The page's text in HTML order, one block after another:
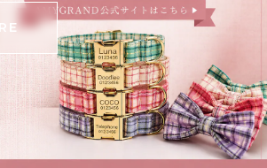
る肩掛けと手持ちの2パターンと思っ
長さの紐も付いていて良かったです‼️
すみません) 意外と中身が入るので、
れ回そうと思います‼️ ありがとうござ
覗きこむ猫のタイ・イラストネクタイ E00609